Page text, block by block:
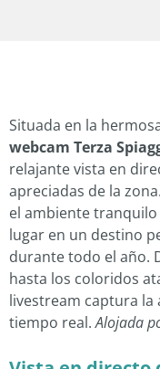
Situada en la
webcam Terza
relajante vista en
apreciadas de la
el ambiente
lugar en un destino
durante todo el año.
hasta los coloridos
livestream captura la
tiempo real.Alojada